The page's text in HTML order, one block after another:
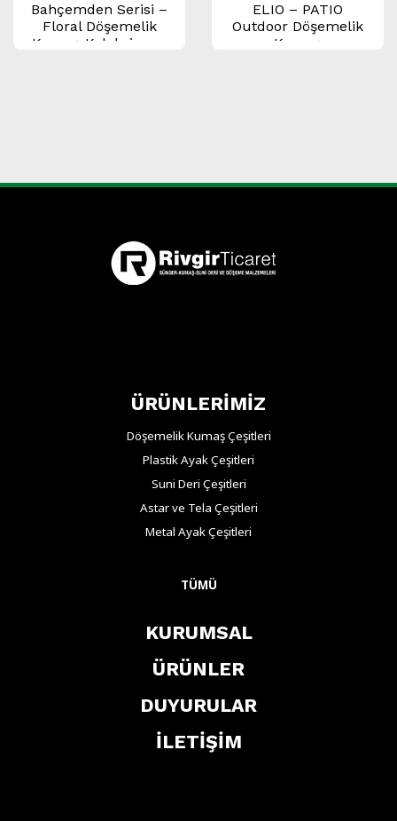
Bahçemden Serisi –
Floral Döşemelik
Kumaş Koleksiyonu
ELIO – PATIO
Outdoor Döşemelik
Kumaş
ÜRÜNLERİMİZ
Döşemelik Kumaş Çeşitleri
Plastik Ayak Çeşitleri
Suni Deri Çeşitleri
Astar ve Tela Çeşitleri
Metal Ayak Çeşitleri
TÜMÜ
KURUMSAL
ÜRÜNLER
DUYURULAR
İLETİŞİM